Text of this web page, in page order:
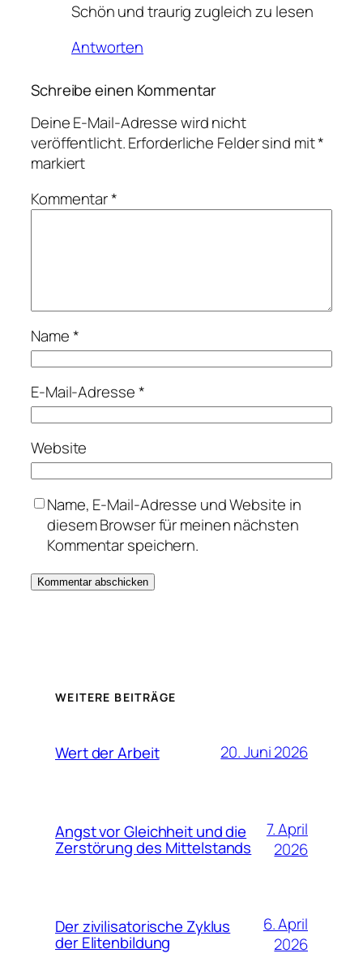
Schön und traurig zugleich zu lesen
Antworten
Schreibe einen Kommentar
Deine E-Mail-Adresse wird nicht
veröffentlicht.Erforderliche Felder sind mit*
markiert
Kommentar*
Name*
E-Mail-Adresse*
Website
Name, E-Mail-Adresse und Website in
diesem Browser für meinen nächsten
Kommentar speichern.
WEITERE BEITRÄGE
Wert der Arbeit 20. Juni 2026
Angst vor Gleichheit und die
Zerstörung des Mittelstands
7. April
2026
Der zivilisatorische Zyklus
der Elitenbildung
6. April
2026